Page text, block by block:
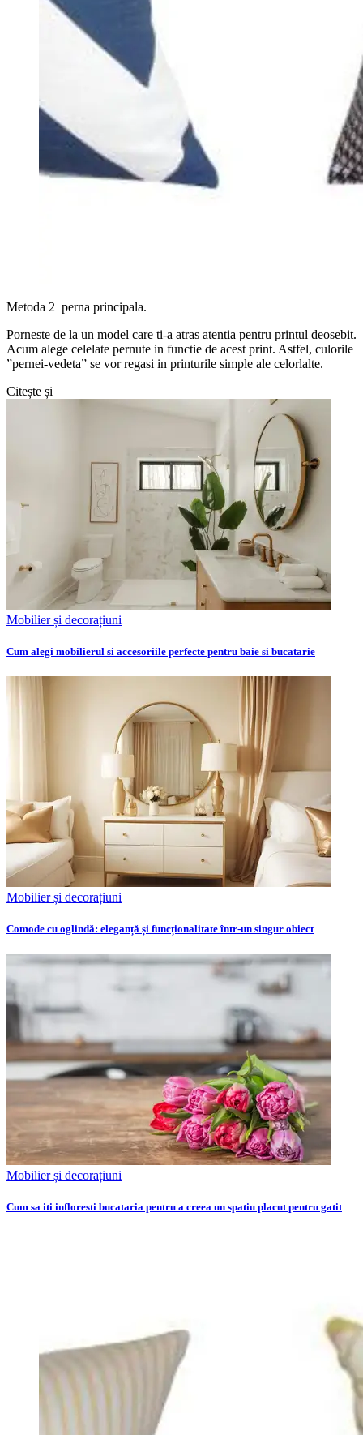
Metoda 2 perna principala.
Porneste de la un model care ti-a atras atentia pentru printul deosebit.
Acum alege celelate pernute in functie de acest print. Astfel, culorile
”pernei-vedeta” se vor regasi in printurile simple ale celorlalte.
Citește și
Mobilier și decorațiuni
Cum alegi mobilierul si accesoriile perfecte pentru baie si bucatarie
Mobilier și decorațiuni
Comode cu oglindă: eleganță și funcționalitate într-un singur obiect
Mobilier și decorațiuni
Cum sa iti infloresti bucataria pentru a creea un spatiu placut pentru gatit